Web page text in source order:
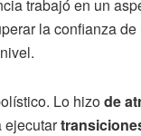
trabajó en un
la confianza
Lo hizode
ejecutar